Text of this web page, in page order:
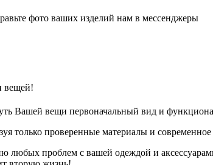
фото ваших изделий нам в мессенджеры
вещей!
Вашей вещи первоначальный вид и
только проверенные материалы и
любых проблем с вашей одеждой и